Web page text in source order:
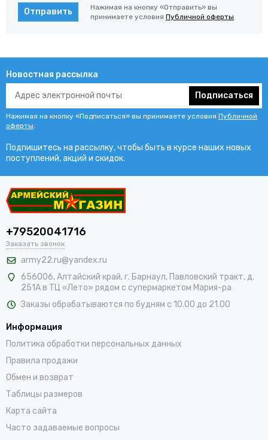
Отправить
Нажимая на кнопку «Отправить» вы
принимаете условия Публичной оферты.
Новостная рассылка
Подписаться
Нажимая на кнопку «Подписаться» вы принимаете условия Публичной
оферты.
Подпишитесь на рассылку, чтобы быть в курсе наших новых
поступлений, акций и скидок.
+79520041716
Заказать звонок
army22.ru@yandex.ru
656006, Алтайский край,г. Барнаул, Павловский тракт, д.
251А в ТЦ «Лето» рядом с супермаркетом Мария-ра
Заказы обрабатываются по будням с 10.00 до 21.00
Информация
Политика обработки персональных данных
Правила продажи
Обмен и возврат
Таблицы размеров
Карта сайта
Часто задаваемые вопросы